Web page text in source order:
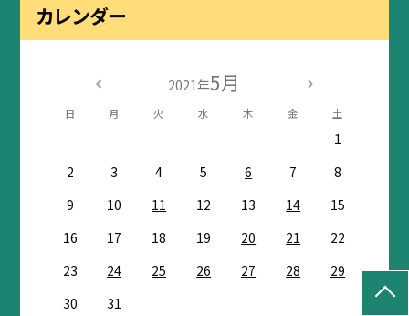
カレンダー
2021年5月
日 月 火 水 木 金 土
1
2
3 4 5 6 7
8
9
10 11 12 13 14
15
16
17 18 19 20 21
22
23
24 25 26 27 28
29
30
31